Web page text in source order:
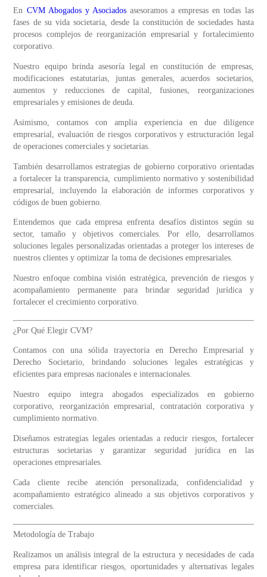
En CVM Abogados y Asociadosasesoramos a empresas en todas las
fases de su vida societaria, desde la constitución de sociedades hasta
procesos complejos de reorganización empresarial y fortalecimiento
corporativo.
Nuestro equipo brinda asesoría legal en constitución de empresas,
modificaciones estatutarias, juntas generales, acuerdos societarios,
aumentos y reducciones de capital, fusiones, reorganizaciones
empresariales y emisiones de deuda.
Asimismo, contamos con amplia experiencia en due diligence
empresarial, evaluación de riesgos corporativos y estructuración legal
de operaciones comerciales y societarias.
También desarrollamos estrategias de gobierno corporativo orientadas
a fortalecer la transparencia, cumplimiento normativo y sostenibilidad
empresarial, incluyendo la elaboración de informes corporativos y
códigos de buen gobierno.
Entendemos que cada empresa enfrenta desafíos distintos según su
sector, tamaño y objetivos comerciales. Por ello, desarrollamos
soluciones legales personalizadas orientadas a proteger los intereses de
nuestros clientes y optimizar la toma de decisiones empresariales.
Nuestro enfoque combina visión estratégica, prevención de riesgos y
acompañamiento permanente para brindar seguridad jurídica y
fortalecer el crecimiento corporativo.
¿Por Qué Elegir CVM?
Contamos con una sólida trayectoria en Derecho Empresarial y
Derecho Societario, brindando soluciones legales estratégicas y
eficientes para empresas nacionales e internacionales.
Nuestro equipo integra abogados especializados en gobierno
corporativo, reorganización empresarial, contratación corporativa y
cumplimiento normativo.
Diseñamos estrategias legales orientadas a reducir riesgos, fortalecer
estructuras societarias y garantizar seguridad jurídica en las
operaciones empresariales.
Cada cliente recibe atención personalizada, confidencialidad y
acompañamiento estratégico alineado a sus objetivos corporativos y
comerciales.
Metodología de Trabajo
Realizamos un análisis integral de la estructura y necesidades de cada
empresa para identificar riesgos, oportunidades y alternativas legales